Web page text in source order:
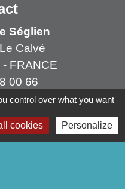
Séglien
Calvé
FRANCE
00 66
control over what you want
cookies Personalize